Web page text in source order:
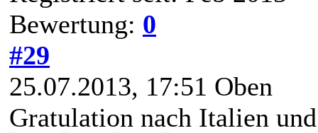
Bewertung: 0
#29
25.07.2013, 17:51 Oben
Gratulation nach Italien